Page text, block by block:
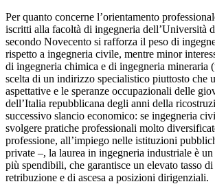
Per quanto concerne l’orientamento
iscritti alla facoltà di ingegneria dell’Università
secondo Novecento si rafforza il peso di
rispetto a ingegneria civile, mentre minor
di ingegneria chimica e di ingegneria mineraria
scelta di un indirizzo specialistico piuttosto che
aspettative e le speranze occupazionali delle
dell’Italia repubblicana degli anni della
successivo slancio economico: se ingegneria
svolgere pratiche professionali molto
professione, all’impiego nelle istituzioni
private –, la laurea in ingegneria industriale è
più spendibili, che garantisce un elevato tasso
retribuzione e di ascesa a posizioni dirigenziali.